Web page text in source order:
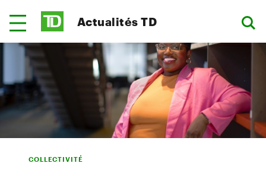
Actualités TD
COLLECTIVITÉ